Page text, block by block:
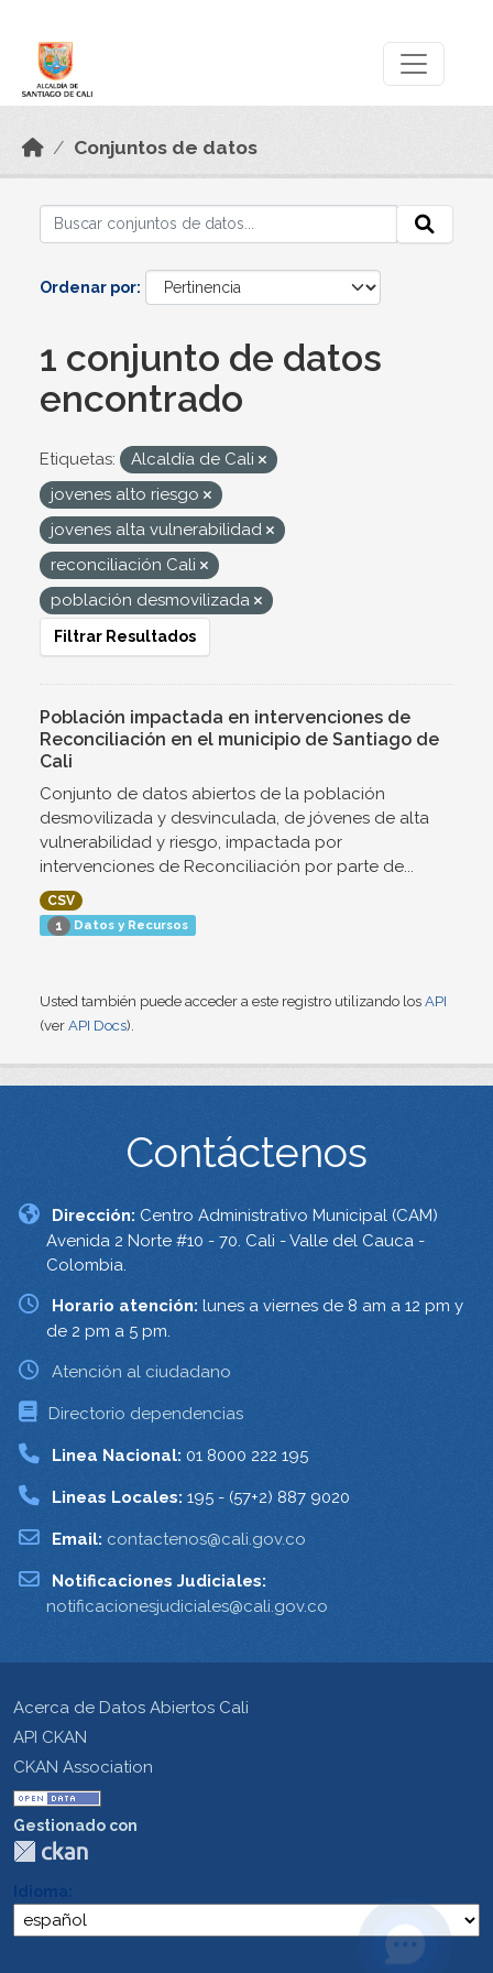
Conjuntos de datos
Ordenar por
1 conjunto de datos
encontrado
Etiquetas:
Alcaldía de Cali
jovenes alto riesgo
jovenes alta vulnerabilidad
reconciliación Cali
población desmovilizada
Filtrar Resultados
Población impactada en intervenciones de
Reconciliación en el municipio de Santiago de
Cali
Conjunto de datos abiertos de la población
desmovilizada y desvinculada, de jóvenes de alta
vulnerabilidad y riesgo, impactada por
intervenciones de Reconciliación por parte de...
CSV
1 Datos y Recursos
Usted también puede acceder a este registro utilizando los API
(ver API Docs).
Contáctenos
Dirección: Centro Administrativo Municipal (CAM)
Avenida 2 Norte #10 - 70. Cali - Valle del Cauca -
Colombia.
Horario atención: lunes a viernes de 8 am a 12 pm y
de 2 pm a 5 pm.
Atención al ciudadano
Directorio dependencias
Linea Nacional: 01 8000 222 195
Lineas Locales: 195 - (57+2) 887 9020
Email: contactenos@cali.gov.co
Notificaciones Judiciales:
notificacionesjudiciales@cali.gov.co
Acerca de Datos Abiertos Cali
API CKAN
CKAN Association
Gestionado con